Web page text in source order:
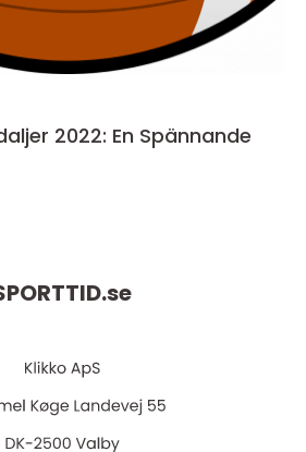
2022: En Spännande
se